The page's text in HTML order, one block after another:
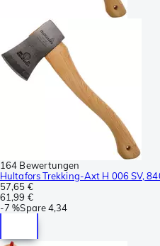
164 Bewertungen
Hultafors Trekking-Axt H 006 SV,
57,65 €
61,99 €
-7 %Spare4,34